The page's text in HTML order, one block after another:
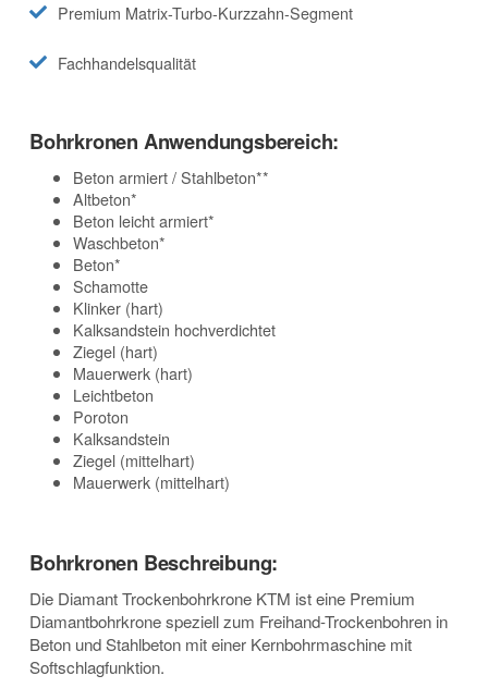
Premium Matrix-Turbo-Kurzzahn-Segment
Fachhandelsqualität
Bohrkronen Anwendungsbereich:
Beton armiert / Stahlbeton**
Altbeton*
Beton leicht armiert*
Waschbeton*
Beton*
Schamotte
Klinker (hart)
Kalksandstein hochverdichtet
Ziegel (hart)
Mauerwerk (hart)
Leichtbeton
Poroton
Kalksandstein
Ziegel (mittelhart)
Mauerwerk (mittelhart)
Bohrkronen Beschreibung:
Die Diamant Trockenbohrkrone KTM ist eine Premium
Diamantbohrkrone speziell zum Freihand-Trockenbohren in
Beton und Stahlbeton mit einer Kernbohrmaschine mit
Softschlagfunktion.